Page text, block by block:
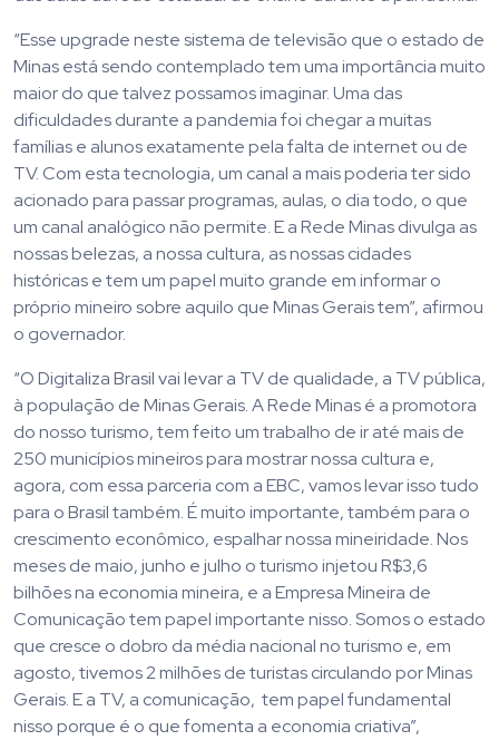
“Esse upgrade neste sistema de televisão que o estado de
Minas está sendo contemplado tem uma importância muito
maior do que talvez possamos imaginar. Uma das
dificuldades durante a pandemia foi chegar a muitas
famílias e alunos exatamente pela falta de internet ou de
TV. Com esta tecnologia, um canal a mais poderia ter sido
acionado para passar programas, aulas, o dia todo, o que
um canal analógico não permite. E a Rede Minas divulga as
nossas belezas, a nossa cultura, as nossas cidades
históricas e tem um papel muito grande em informar o
próprio mineiro sobre aquilo que Minas Gerais tem”, afirmou
o governador.
“O Digitaliza Brasil vai levar a TV de qualidade, a TV pública,
à população de Minas Gerais. A Rede Minas é a promotora
do nosso turismo, tem feito um trabalho de ir até mais de
250 municípios mineiros para mostrar nossa cultura e,
agora, com essa parceria com a EBC, vamos levar isso tudo
para o Brasil também. É muito importante, também para o
crescimento econômico, espalhar nossa mineiridade. Nos
meses de maio, junho e julho o turismo injetou R$3,6
bilhões na economia mineira, e a Empresa Mineira de
Comunicação tem papel importante nisso. Somos o estado
que cresce o dobro da média nacional no turismo e, em
agosto, tivemos 2 milhões de turistas circulando por Minas
Gerais. E a TV, a comunicação, tem papel fundamental
nisso porque é o que fomenta a economia criativa”,